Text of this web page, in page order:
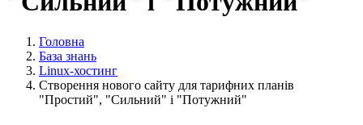
Головна
База знань
Linux-хостинг
Створення нового сайту для тарифних планів
"Простий", "Сильний" і "Потужний"